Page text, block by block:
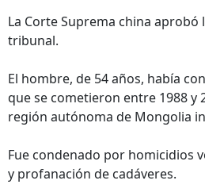
La Corte Suprema china aprobó
tribunal.
El hombre, de 54 años, había
que se cometieron entre 1988 y
región autónoma de Mongolia
Fue condenado por homicidios
y profanación de cadáveres.